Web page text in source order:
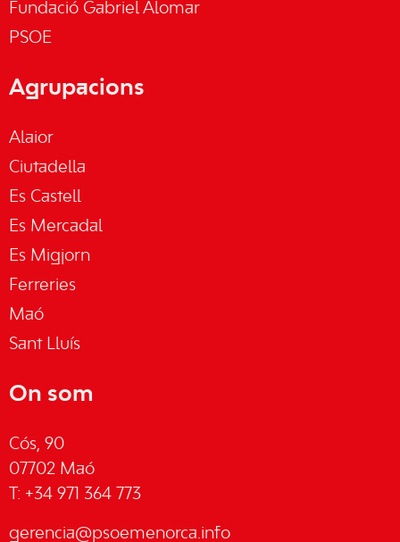
Fundació Gabriel Alomar
PSOE
Agrupacions
Alaior
Ciutadella
Es Castell
Es Mercadal
Es Migjorn
Ferreries
Maó
Sant Lluís
On som
Cós, 90
07702 Maó
T: +34 971 364 773
gerencia@psoemenorca.info